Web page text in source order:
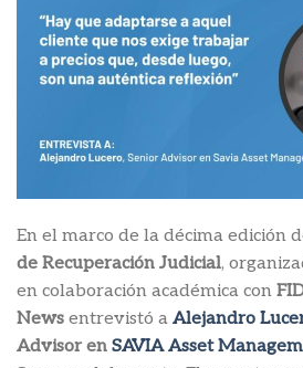
En el marco de la décima edición
de Recuperación Judicial,
en colaboración académica con
News entrevistó a Alejandro
Advisor en SAVIA Asset